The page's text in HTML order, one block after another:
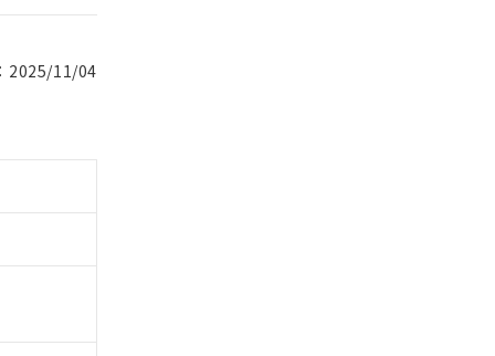
2025/11/04